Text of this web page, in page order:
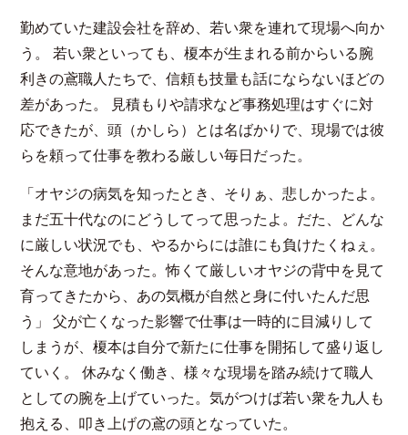
勤めていた建設会社を辞め、若い衆を連れて現場へ向か
う。 若い衆といっても、榎本が生まれる前からいる腕
利きの鳶職人たちで、信頼も技量も話にならないほどの
差があった。 見積もりや請求など事務処理はすぐに対
応できたが、頭（かしら）とは名ばかりで、現場では彼
らを頼って仕事を教わる厳しい毎日だった。
「オヤジの病気を知ったとき、そりぁ、悲しかったよ。
まだ五十代なのにどうしてって思ったよ。だた、どんな
に厳しい状況でも、やるからには誰にも負けたくねぇ。
そんな意地があった。怖くて厳しいオヤジの背中を見て
育ってきたから、あの気概が自然と身に付いたんだ思
う」 父が亡くなった影響で仕事は一時的に目減りして
しまうが、榎本は自分で新たに仕事を開拓して盛り返し
ていく。 休みなく働き、様々な現場を踏み続けて職人
としての腕を上げていった。気がつけば若い衆を九人も
抱える、叩き上げの鳶の頭となっていた。